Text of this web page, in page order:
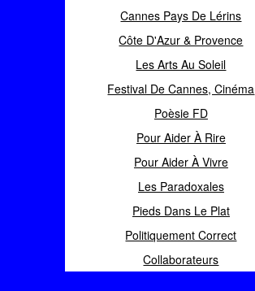
Cannes Pays De Lérins
Côte D'Azur & Provence
Les Arts Au Soleil
Festival De Cannes, Cinéma
Poèsie FD
Pour Aider À Rire
Pour Aider À Vivre
Les Paradoxales
Pieds Dans Le Plat
Politiquement Correct
Collaborateurs